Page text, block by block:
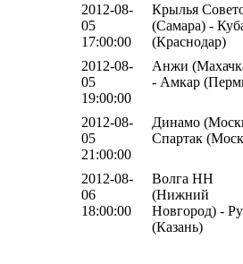
2012-08-
05
17:00:00
Крылья
(Самара) -
(Краснодар)
2012-08-
05
19:00:00
Анжи
- Амкар
2012-08-
05
21:00:00
Динамо
Спартак
2012-08-
06
18:00:00
Волга НН
(Нижний
Новгород) -
(Казань)